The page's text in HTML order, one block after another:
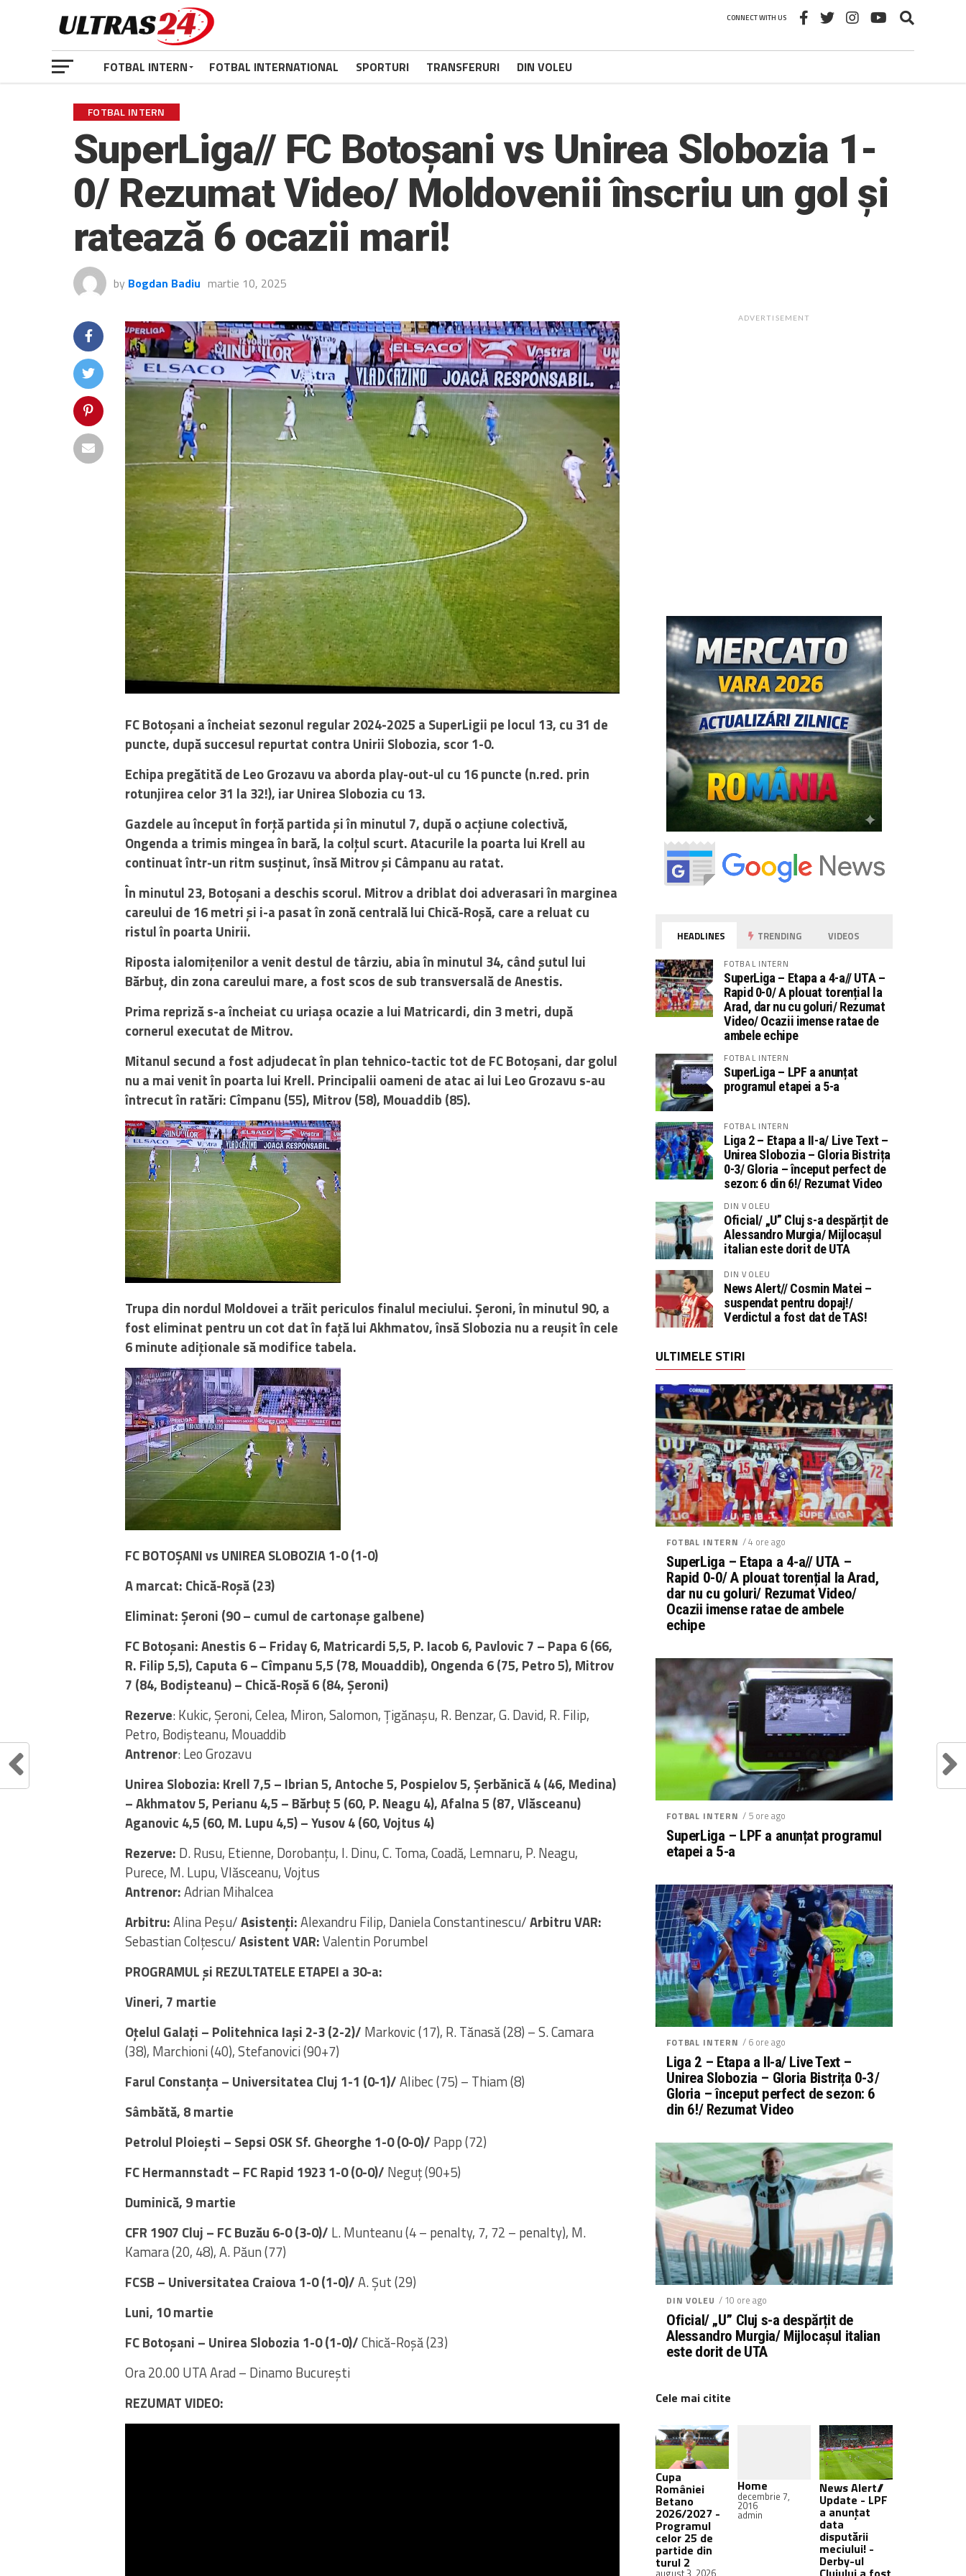
CONNECT WITH US
FOTBAL INTERN FOTBAL INTERNATIONAL SPORTURI TRANSFERURI DIN VOLEU
FOTBAL INTERN
SuperLiga// FC Botoșani vs Unirea Slobozia 1-
0/ Rezumat Video/ Moldovenii înscriu un gol și
ratează 6 ocazii mari!
by Bogdan Badiu martie 10, 2025
FC Botoșani a încheiat sezonul regular 2024-2025 a SuperLigii pe locul 13, cu 31 de
puncte, după succesul repurtat contra Unirii Slobozia, scor 1-0.
Echipa pregătită de Leo Grozavu va aborda play-out-ul cu 16 puncte (n.red. prin
rotunjirea celor 31 la 32!), iar Unirea Slobozia cu 13.
Gazdele au început în forță partida și în minutul 7, după o acțiune colectivă,
Ongenda a trimis mingea în bară, la colțul scurt. Atacurile la poarta lui Krell au
continuat într-un ritm susținut, însă Mitrov și Câmpanu au ratat.
În minutul 23, Botoșani a deschis scorul. Mitrov a driblat doi adverasari în marginea
careului de 16 metri și i-a pasat în zonă centrală lui Chică-Roșă, care a reluat cu
ristul în poarta Unirii.
Riposta ialomițenilor a venit destul de târziu, abia în minutul 34, când șutul lui
Bărbuț, din zona careului mare, a fost scos de sub transversală de Anestis.
Prima repriză s-a încheiat cu uriașa ocazie a lui Matricardi, din 3 metri, după
cornerul executat de Mitrov.
Mitanul secund a fost adjudecat în plan tehnico-tactic tot de FC Botoșani, dar golul
nu a mai venit în poarta lui Krell. Principalii oameni de atac ai lui Leo Grozavu s-au
întrecut în ratări: Cîmpanu (55), Mitrov (58), Mouaddib (85).
Trupa din nordul Moldovei a trăit periculos finalul meciului. Șeroni, în minutul 90, a
fost eliminat pentru un cot dat în față lui Akhmatov, însă Slobozia nu a reușit în cele
6 minute adiționale să modifice tabela.
FC BOTOȘANI vs UNIREA SLOBOZIA 1-0 (1-0)
A marcat: Chică-Roșă (23)
Eliminat: Șeroni (90 – cumul de cartonașe galbene)
FC Botoșani:Anestis 6 – Friday 6, Matricardi 5,5, P. Iacob 6, Pavlovic 7 – Papa 6 (66,
R. Filip 5,5), Caputa 6 – Cîmpanu 5,5 (78, Mouaddib), Ongenda 6 (75, Petro 5), Mitrov
7 (84, Bodișteanu) – Chică-Roșă 6 (84, Șeroni)
Rezerve: Kukic, Șeroni, Celea, Miron, Salomon, Țigănașu, R. Benzar, G. David, R. Filip,
Petro, Bodișteanu, Mouaddib
Antrenor: Leo Grozavu
Unirea Slobozia: Krell 7,5 – Ibrian 5, Antoche 5, Pospielov 5, Șerbănică 4 (46, Medina)
– Akhmatov 5, Perianu 4,5 – Bărbuț 5 (60, P. Neagu 4), Afalna 5 (87, Vlăsceanu)
Aganovic 4,5 (60, M. Lupu 4,5) – Yusov 4 (60, Vojtus 4)
Rezerve: D. Rusu, Etienne, Dorobanțu, I. Dinu, C. Toma, Coadă, Lemnaru, P. Neagu,
Purece, M. Lupu, Vlăsceanu, Vojtus
Antrenor:Adrian Mihalcea
Arbitru:Alina Peșu/Asistenți:Alexandru Filip, Daniela Constantinescu/Arbitru VAR:
Sebastian Colțescu/Asistent VAR:Valentin Porumbel
PROGRAMUL și REZULTATELE ETAPEI a 30-a:
Vineri, 7 martie
Oțelul Galați – Politehnica Iași 2-3 (2-2)/ Markovic (17), R. Tănasă (28) – S. Camara
(38), Marchioni (40), Stefanovici (90+7)
Farul Constanța – Universitatea Cluj 1-1 (0-1)/Alibec (75) – Thiam (8)
Sâmbătă, 8 martie
Petrolul Ploiești – Sepsi OSK Sf. Gheorghe 1-0 (0-0)/ Papp (72)
FC Hermannstadt – FC Rapid 1923 1-0 (0-0)/ Neguț (90+5)
Duminică, 9 martie
CFR 1907 Cluj – FC Buzău 6-0 (3-0)/ L. Munteanu (4 – penalty, 7, 72 – penalty), M.
Kamara (20, 48), A. Păun (77)
FCSB – Universitatea Craiova 1-0 (1-0)/A. Șut (29)
Luni, 10 martie
FC Botoșani – Unirea Slobozia 1-0 (1-0)/Chică-Roșă (23)
Ora 20.00 UTA Arad – Dinamo București
REZUMAT VIDEO:
ADVERTISEMENT
HEADLINES TRENDING VIDEOS
FOTBAL INTERN
SuperLiga – Etapa a 4-a// UTA –
Rapid 0-0/ A plouat torențial la
Arad, dar nu cu goluri/ Rezumat
Video/ Ocazii imense ratae de
ambele echipe
FOTBAL INTERN
SuperLiga – LPF a anunțat
programul etapei a 5-a
FOTBAL INTERN
Liga 2 – Etapa a II-a/ Live Text –
Unirea Slobozia – Gloria Bistrița
0-3/ Gloria – început perfect de
sezon: 6 din 6!/ Rezumat Video
DIN VOLEU
Oficial/ „U” Cluj s-a despărțit de
Alessandro Murgia/ Mijlocașul
italian este dorit de UTA
DIN VOLEU
News Alert// Cosmin Matei –
suspendat pentru dopaj!/
Verdictul a fost dat de TAS!
ULTIMELE STIRI
FOTBAL INTERN / 4 ore ago
SuperLiga – Etapa a 4-a// UTA –
Rapid 0-0/ A plouat torențial la Arad,
dar nu cu goluri/ Rezumat Video/
Ocazii imense ratae de ambele
echipe
FOTBAL INTERN / 5 ore ago
SuperLiga – LPF a anunțat programul
etapei a 5-a
FOTBAL INTERN / 6 ore ago
Liga 2 – Etapa a II-a/ Live Text –
Unirea Slobozia – Gloria Bistrița 0-3/
Gloria – început perfect de sezon: 6
din 6!/ Rezumat Video
DIN VOLEU / 10 ore ago
Oficial/ „U” Cluj s-a despărțit de
Alessandro Murgia/ Mijlocașul italian
este dorit de UTA
Cele mai citite
Cupa
României
Betano
2026/2027 -
Programul
celor 25 de
partide din
turul 2
august 3, 2026
Home
decembrie 7,
2016
admin
News Alert//
Update - LPF
a anunțat
data
disputării
meciului! -
Derby-ul